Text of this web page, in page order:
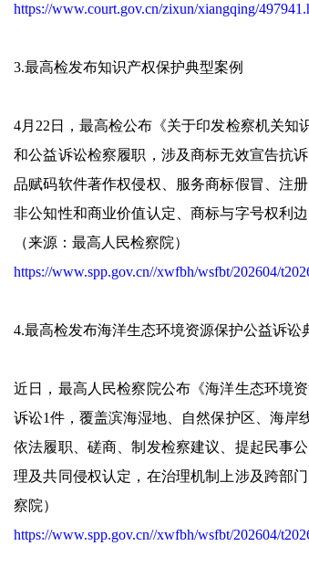
https://www.court.gov.cn/zixun/xiangqing/
3.最高检发布知识产权保护典型案例
4月22日，最高检公布《关于印发检察机关知
和公益诉讼检察履职，涉及商标无效宣告抗
品赋码软件著作权侵权、服务商标假冒、注
非公知性和商业价值认定、商标与字号权利
（来源：最高人民检察院）
https://www.spp.gov.cn//xwfbh/wsfbt/202604/
4.最高检发布海洋生态环境资源保护公益诉讼
近日，最高人民检察院公布《海洋生态环境
诉讼1件，覆盖滨海湿地、自然保护区、海岸
依法履职、磋商、制发检察建议、提起民事
理及共同侵权认定，在治理机制上涉及跨部
察院）
https://www.spp.gov.cn//xwfbh/wsfbt/202604/